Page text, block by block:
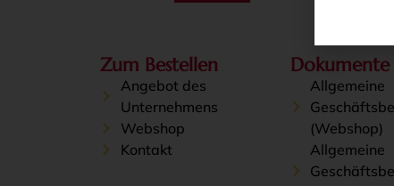
Zum Bestellen
Angebot des
Unternehmens
Webshop
Kontakt
Dokumente
Allgemeine
(Webshop)
Allgemeine